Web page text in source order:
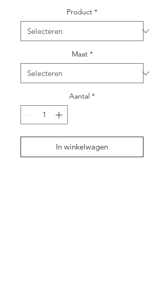
Product *
Maat *
Aantal *
In winkelwagen